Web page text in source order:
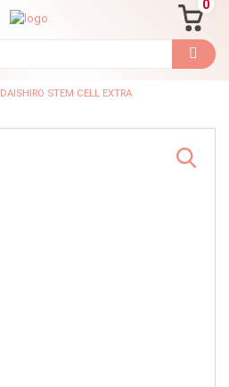
0
DAISHIRO STEM CELL EXTRA